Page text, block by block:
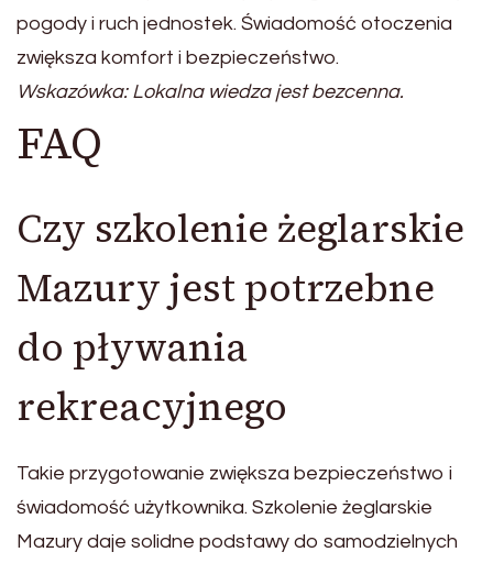
pogody i ruch jednostek. Świadomość otoczenia
zwiększa komfort i bezpieczeństwo.
Wskazówka: Lokalna wiedza jest bezcenna.
FAQ
Czy szkolenie żeglarskie
Mazury jest potrzebne
do pływania
rekreacyjnego
Takie przygotowanie zwiększa bezpieczeństwo i
świadomość użytkownika. Szkolenie żeglarskie
Mazury daje solidne podstawy do samodzielnych